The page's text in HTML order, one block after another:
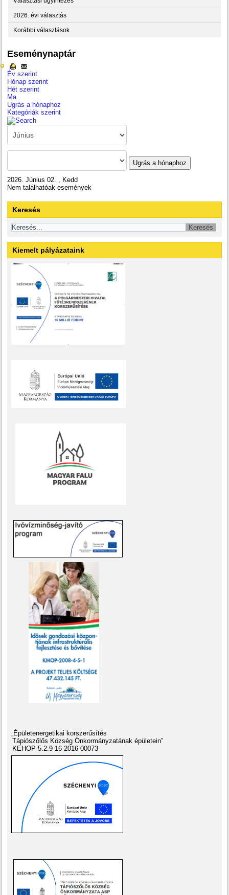
2026. évi választás
Korábbi választások
Eseménynaptár
Év szerint
Hónap szerint
Hét szerint
Ma
Ugrás a hónaphoz
Kategóriák szerint
Ugrás a hónaphoz
2026. Június 02. , Kedd
Nem találhatóak események
Keresés
Kiemelt pályázataink
„Épületenergetikai korszerűsítés
Tápiószőlős Község Önkormányzatának épületein”
KEHOP-5.2.9-16-2016-00073